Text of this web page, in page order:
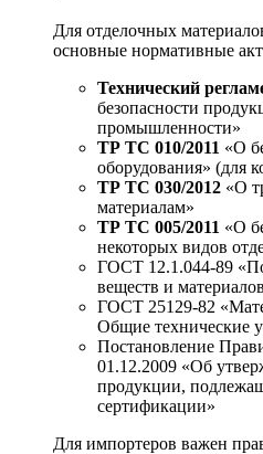
Для отделочных
основные нормативные
Технический
безопасности
промышленности»
ТР ТС 010/2011 «О
оборудования» (для
ТР ТС 030/2012 «О
материалам»
ТР ТС 005/2011 «О
некоторых видов
ГОСТ 12.1.044-89
веществ и
ГОСТ 25129-82
Общие технические
Постановление
01.12.2009 «Об
продукции,
сертификации»
Для импортеров важен